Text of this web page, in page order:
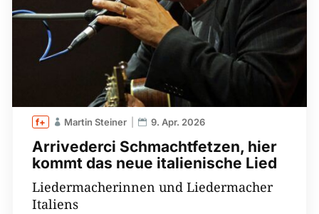
Arrivederci Schmachtfetzen, hier
kommt das neue italienische Lied
Martin Steiner 9. Apr. 2026
Liedermacherinnen und Liedermacher
Italiens